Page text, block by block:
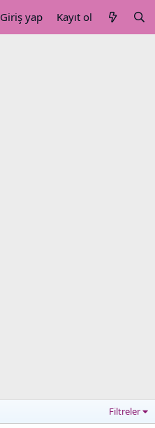
Giriş yap Kayıt ol
Filtreler